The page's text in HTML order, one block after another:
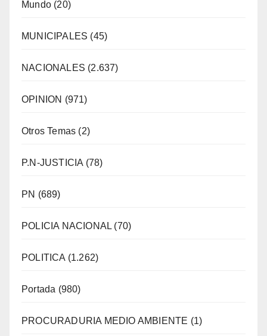
Mundo (20)
MUNICIPALES (45)
NACIONALES (2.637)
OPINION (971)
Otros Temas (2)
P.N-JUSTICIA (78)
PN (689)
POLICIA NACIONAL (70)
POLITICA (1.262)
Portada (980)
PROCURADURIA MEDIO AMBIENTE (1)